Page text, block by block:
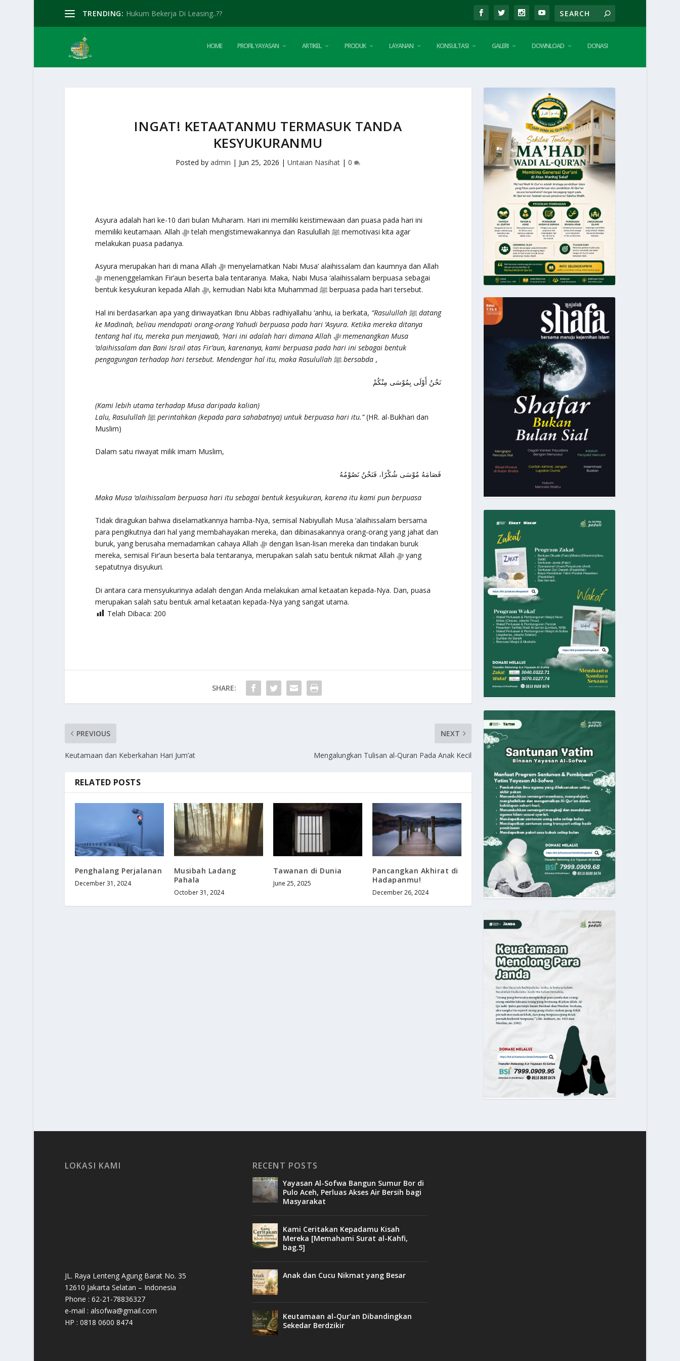
TRENDING: Hukum Bekerja Di Leasing..??
HOME PROFIL YAYASAN ARTIKEL PRODUK LAYANAN KONSULTASI GALERI DOWNLOAD DONASI
INGAT! KETAATANMU TERMASUK TANDA
KESYUKURANMU
Posted byadmin | Jun 25, 2026 |Untaian Nasihat |0
Asyura adalah hari ke-10 dari bulan Muharam. Hari ini memiliki keistimewaan dan puasa pada hari ini
memiliki keutamaan. Allah ﷻ telah mengistimewakannya dan Rasulullah ﷺ memotivasi kita agar
melakukan puasa padanya.
Asyura merupakan hari di mana Allah ﷻ menyelamatkan Nabi Musa’ alaihissalam dan kaumnya dan Allah
ﷻ menenggelamkan Fir’aun beserta bala tentaranya. Maka, Nabi Musa ‘alaihissalam berpuasa sebagai
bentuk kesyukuran kepada Allah ﷻ, kemudian Nabi kita Muhammad ﷺ berpuasa pada hari tersebut.
Hal ini berdasarkan apa yang diriwayatkan Ibnu Abbas radhiyallahu ‘anhu, ia berkata, “Rasulullah ﷺ datang
ke Madinah, beliau mendapati orang-orang Yahudi berpuasa pada hari ‘Asyura. Ketika mereka ditanya
tentang hal itu, mereka pun menjawab, ‘Hari ini adalah hari dimana Allah ﷻ memenangkan Musa
‘alaihissalam dan Bani Israil atas Fir’aun, karenanya, kami berpuasa pada hari ini sebagai bentuk
pengagungan terhadap hari tersebut. Mendengar hal itu, maka Rasulullah
ﷺ bersabda,
نَحْنُ أَوْلَى بِمُوْسَى مِنْكُمْ
(Kami lebih utama terhadap Musa daripada kalian)
Lalu, Rasulullah
ﷺ perintahkan (kepada para sahabatnya) untuk berpuasa hari itu.”(HR. al-Bukhari dan
Muslim)
Dalam satu riwayat milik imam Muslim,
فَصَامَهُ مُوْسَى شُكْرًا، فَنَحْنُ نَصُوْمُهُ
Maka Musa ‘alaihissalam berpuasa hari itu sebagai bentuk kesyukuran, karena itu kami pun berpuasa
Tidak diragukan bahwa diselamatkannya hamba-Nya, semisal Nabiyullah Musa ‘alaihissalam bersama
para pengikutnya dari hal yang membahayakan mereka, dan dibinasakannya orang-orang yang jahat dan
buruk, yang berusaha memadamkan cahaya Allah ﷻ dengan lisan-lisan mereka dan tindakan buruk
mereka, semisal Fir’aun beserta bala tentaranya, merupakan salah satu bentuk nikmat Allah ﷻ yang
sepatutnya disyukuri.
Di antara cara mensyukurinya adalah dengan Anda melakukan amal ketaatan kepada-Nya. Dan, puasa
merupakan salah satu bentuk amal ketaatan kepada-Nya yang sangat utama.
Telah Dibaca: 200
SHARE:
PREVIOUS
Keutamaan dan Keberkahan Hari Jum’at
NEXT
Mengalungkan Tulisan al-Quran Pada Anak Kecil
RELATED POSTS
Penghalang Perjalanan
December 31, 2024
Musibah Ladang
Pahala
October 31, 2024
Tawanan di Dunia
June 25, 2025
Pancangkan Akhirat di
Hadapanmu!
December 26, 2024
LOKASI KAMI
JL. Raya Lenteng Agung Barat No. 35
12610 Jakarta Selatan – Indonesia
Phone : 62-21-78836327
e-mail : alsofwa@gmail.com
HP : 0818 0600 8474
RECENT POSTS
Yayasan Al-Sofwa Bangun Sumur Bor di
Pulo Aceh, Perluas Akses Air Bersih bagi
Masyarakat
Kami Ceritakan Kepadamu Kisah
Mereka [Memahami Surat al-Kahfi,
bag.5]
Anak dan Cucu Nikmat yang Besar
Keutamaan al-Qur’an Dibandingkan
Sekedar Berdzikir